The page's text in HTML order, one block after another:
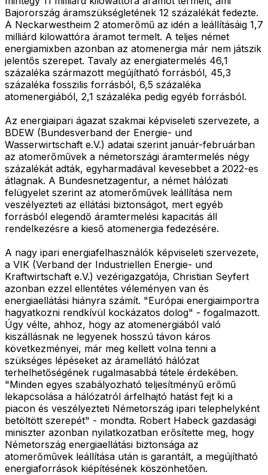
Bajorország áramszükségletének 12 százalékát fedezte.
A Neckarwestheim 2 atomerőmű az idén a leállításáig 1,7
milliárd kilowattóra áramot termelt. A teljes német
energiamixben azonban az atomenergia már nem játszik
jelentős szerepet. Tavaly az energiatermelés 46,1
százaléka származott megújítható forrásból, 45,3
százaléka fosszilis forrásból, 6,5 százaléka
atomenergiából, 2,1 százaléka pedig egyéb forrásból.
Az energiaipari ágazat szakmai képviseleti szervezete, a
BDEW (Bundesverband der Energie- und
Wasserwirtschaft e.V.) adatai szerint január-februárban
az atomerőművek a németországi áramtermelés négy
százalékát adták, egyharmadával kevesebbet a 2022-es
átlagnak. A Bundesnetzagentur, a német hálózati
felügyelet szerint az atomerőművek leállítása nem
veszélyezteti az ellátási biztonságot, mert egyéb
forrásból elegendő áramtermelési kapacitás áll
rendelkezésre a kieső atomenergia fedezésére.
A nagy ipari energiafelhasználók képviseleti szervezete,
a VIK (Verband der Industriellen Energie- und
Kraftwirtschaft e.V.) vezérigazgatója, Christian Seyfert
azonban ezzel ellentétes véleményen van és
energiaellátási hiányra számít. "Európai energiaimportra
hagyatkozni rendkívül kockázatos dolog" - fogalmazott.
Úgy vélte, ahhoz, hogy az atomenergiából való
kiszállásnak ne legyenek hosszú távon káros
következményei, már meg kellett volna tenni a
szükséges lépéseket az áramellátó hálózat
terhelhetőségének rugalmasabbá tétele érdekében.
"Minden egyes szabályozható teljesítményű erőmű
lekapcsolása a hálózatról árfelhajtó hatást fejt ki a
piacon és veszélyezteti Németország ipari telephelyként
betöltött szerepét" - mondta. Robert Habeck gazdasági
miniszter azonban nyilatkozatban erősítette meg, hogy
Németország energiaellátási biztonsága az
atomerőművek leállítása után is garantált, a megújítható
energiaforrások kiépítésének köszönhetően.